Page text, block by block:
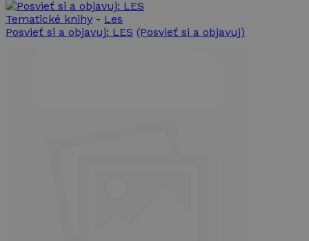
Tematické knihy - Les
Posvieť si a objavuj: LES (Posvieť si a objavuj)